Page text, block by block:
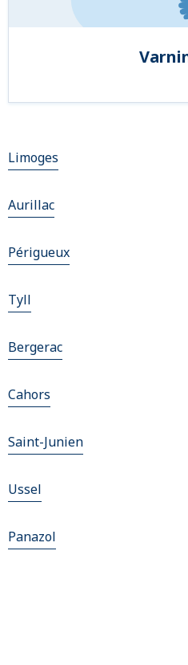
Limoges
Aurillac
Périgueux
Tyll
Bergerac
Cahors
Saint-Junien
Ussel
Panazol